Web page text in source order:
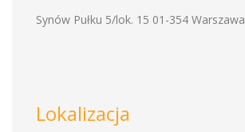
Synów Pułku 5/lok. 15 01-354 Warszawa
Lokalizacja